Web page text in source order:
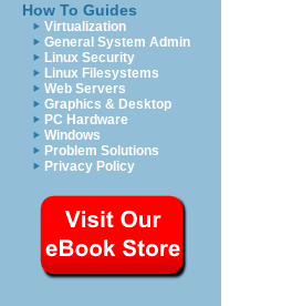
How To Guides
Virtualization
General System Admin
Linux Security
Linux Filesystems
Web Servers
Graphics & Desktop
PC Hardware
Windows
Problem Solutions
Privacy Policy